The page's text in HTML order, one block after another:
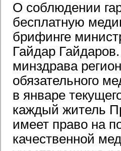
О соблюдении
бесплатную
брифинге
Гайдар
минздрава
обязательного
в январе
каждый житель
имеет право на
качественной